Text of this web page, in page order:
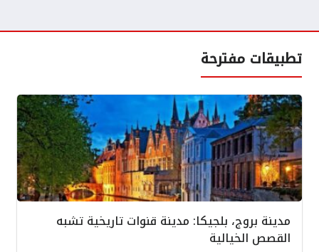
تطبيقات مفترحة
مدينة بروج، بلجيكا: مدينة قنوات تاريخية تشبه
القصص الخيالية